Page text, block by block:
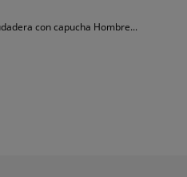
con capucha Hombre...